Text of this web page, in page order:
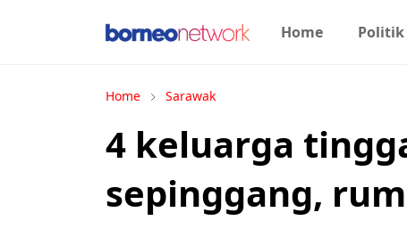
Home Politik
Home Sarawak
4 keluarga
sepinggang,